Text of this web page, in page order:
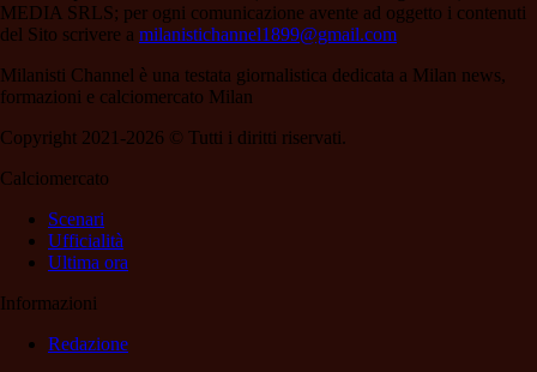
MEDIA SRLS; per ogni comunicazione avente ad oggetto i contenuti
del Sito scrivere a milanistichannel1899@gmail.com
Milanisti Channel è una testata giornalistica dedicata a Milan news,
formazioni e calciomercato Milan
Copyright 2021-2026 © Tutti i diritti riservati.
Calciomercato
Scenari
Ufficialità
Ultima ora
Informazioni
Redazione